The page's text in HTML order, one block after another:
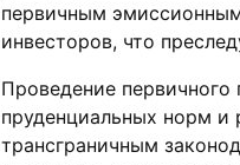
первичным
инвесторов, что
Проведение
пруденциальных норм и
трансграничным